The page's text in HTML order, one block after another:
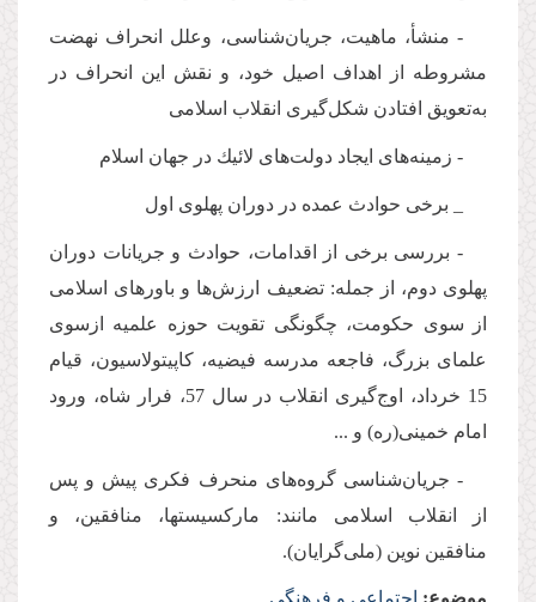
- منشأ، ماهیت، جریان‌شناسی، وعلل انحراف نهضت
مشروطه از اهداف اصیل خود، و نقش این انحراف در
به‌تعویق افتادن شكل‌گیری انقلاب اسلامی
- زمینه‌های ایجاد دولت‌های لائیك در جهان اسلام
_ برخی حوادث عمده در دوران پهلوی اول
- بررسی برخی از اقدامات، حوادث و جریانات دوران
پهلوی دوم، از جمله: تضعیف ارزش‌ها و باورهای اسلامی
از سوی حكومت، چگونگی تقویت حوزه علمیه ازسوی
علمای بزرگ، فاجعه مدرسه فیضیه، كاپیتولاسیون، قیام
15 خرداد، اوج‌گیری انقلاب در سال 57، فرار شاه، ورود
امام خمینی(ره) و ...
- جریان‌شناسی گروه‌های منحرف فكری پیش و پس
از انقلاب اسلامی مانند: ماركسیستها، منافقین، و
منافقین نوین (ملی‌گرایان).
موضوع: اجتماعی و فرهنگی